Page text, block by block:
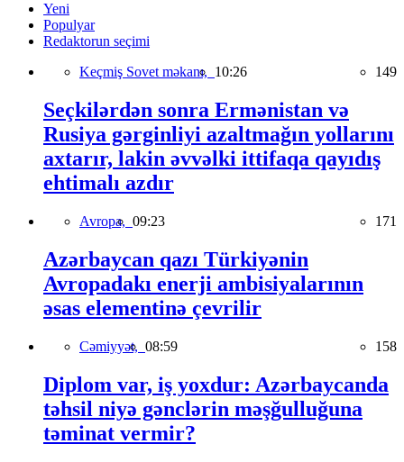
Yeni
Populyar
Redaktorun seçimi
Keçmiş Sovet məkanı, 10:26 149
Seçkilərdən sonra Ermənistan və
Rusiya gərginliyi azaltmağın yollarını
axtarır, lakin əvvəlki ittifaqa qayıdış
ehtimalı azdır
Avropa, 09:23 171
Azərbaycan qazı Türkiyənin
Avropadakı enerji ambisiyalarının
əsas elementinə çevrilir
Cəmiyyət, 08:59 158
Diplom var, iş yoxdur: Azərbaycanda
təhsil niyə gənclərin məşğulluğuna
təminat vermir?